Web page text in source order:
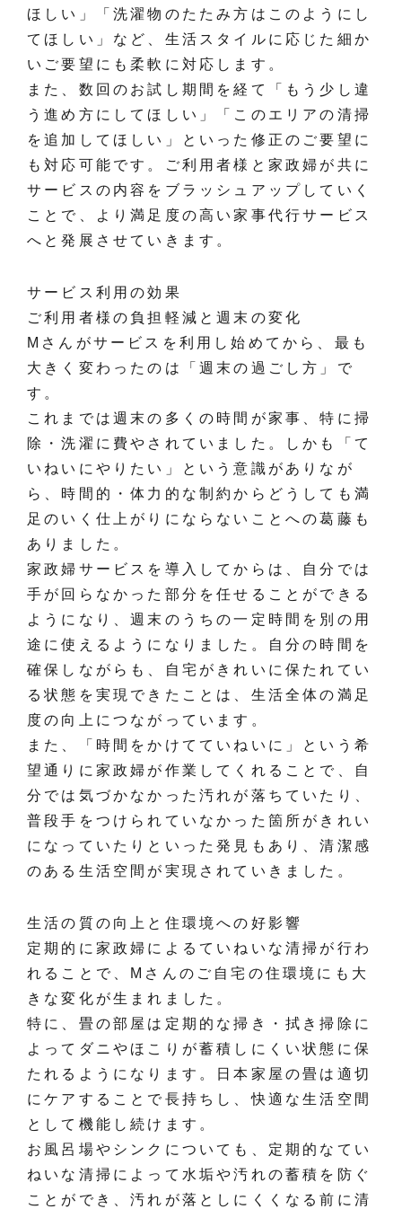
ほしい」「洗濯物のたたみ方はこのようにし
てほしい」など、生活スタイルに応じた細か
いご要望にも柔軟に対応します。
また、数回のお試し期間を経て「もう少し違
う進め方にしてほしい」「このエリアの清掃
を追加してほしい」といった修正のご要望に
も対応可能です。ご利用者様と家政婦が共に
サービスの内容をブラッシュアップしていく
ことで、より満足度の高い家事代行サービス
へと発展させていきます。
サービス利用の効果
ご利用者様の負担軽減と週末の変化
Mさんがサービスを利用し始めてから、最も
大きく変わったのは「週末の過ごし方」で
す。
これまでは週末の多くの時間が家事、特に掃
除・洗濯に費やされていました。しかも「て
いねいにやりたい」という意識がありなが
ら、時間的・体力的な制約からどうしても満
足のいく仕上がりにならないことへの葛藤も
ありました。
家政婦サービスを導入してからは、自分では
手が回らなかった部分を任せることができる
ようになり、週末のうちの一定時間を別の用
途に使えるようになりました。自分の時間を
確保しながらも、自宅がきれいに保たれてい
る状態を実現できたことは、生活全体の満足
度の向上につながっています。
また、「時間をかけてていねいに」という希
望通りに家政婦が作業してくれることで、自
分では気づかなかった汚れが落ちていたり、
普段手をつけられていなかった箇所がきれい
になっていたりといった発見もあり、清潔感
のある生活空間が実現されていきました。
生活の質の向上と住環境への好影響
定期的に家政婦によるていねいな清掃が行わ
れることで、Mさんのご自宅の住環境にも大
きな変化が生まれました。
特に、畳の部屋は定期的な掃き・拭き掃除に
よってダニやほこりが蓄積しにくい状態に保
たれるようになります。日本家屋の畳は適切
にケアすることで長持ちし、快適な生活空間
として機能し続けます。
お風呂場やシンクについても、定期的なてい
ねいな清掃によって水垢や汚れの蓄積を防ぐ
ことができ、汚れが落としにくくなる前に清